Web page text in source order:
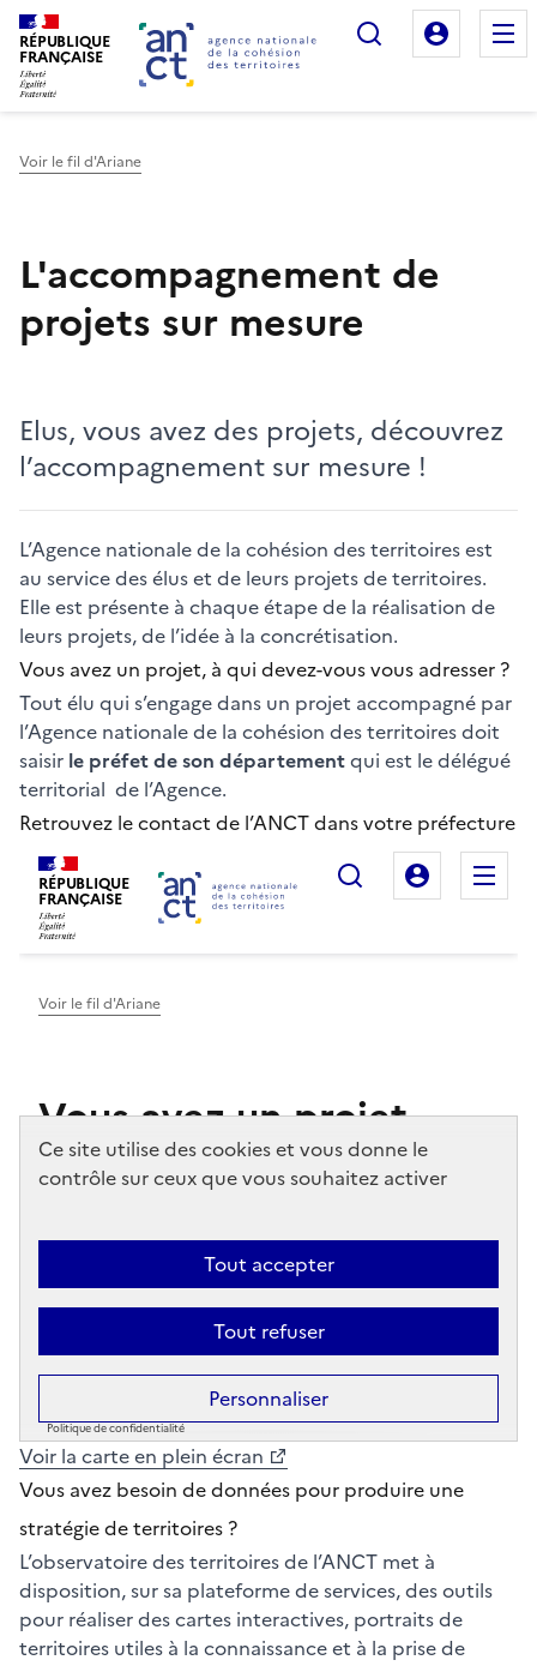
RÉPUBLIQUE
FRANÇAISE
Rechercher
Mon
Voir le fil d'Ariane
L'accompagnement de
projets sur mesure
Elus, vous avez des projets, découvrez
l’accompagnement sur mesure !
L’Agence nationale de la cohésion des territoires est
au service des élus et de leurs projets de territoires.
Elle est présente à chaque étape de la réalisation de
leurs projets, de l’idée à la concrétisation.
Vous avez un projet, à qui devez-vous vous adresser ?
Tout élu qui s’engage dans un projet accompagné par
l’Agence nationale de la cohésion des territoires doit
saisir le préfet de son départementqui est le délégué
territorial de l’Agence.
Retrouvez le contact de l’ANCT dans votre préfecture
Voir la carte en plein écran
Vous avez besoin de données pour produire une
stratégie de territoires ?
L’observatoire des territoires de l’ANCT met à
disposition, sur sa plateforme de services, des outils
pour réaliser des cartes interactives, portraits de
territoires utiles à la connaissance et à la prise de